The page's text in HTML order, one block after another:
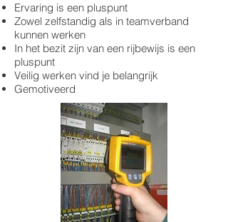
Ervaring is een pluspunt
Zowel zelfstandig als in teamverband
kunnen werken
In het bezit zijn van een rijbewijs is een
pluspunt
Veilig werken vind je belangrijk
Gemotiveerd